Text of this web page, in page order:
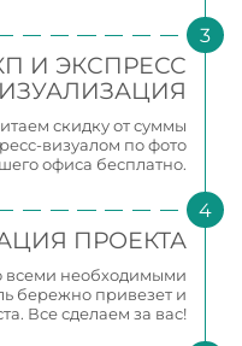
И ЭКСПРЕСС
скидку от суммы
визуалом по фото
офиса бесплатно.
ПРОЕКТА
всеми необходимыми
бережно привезет и
Все сделаем за вас!